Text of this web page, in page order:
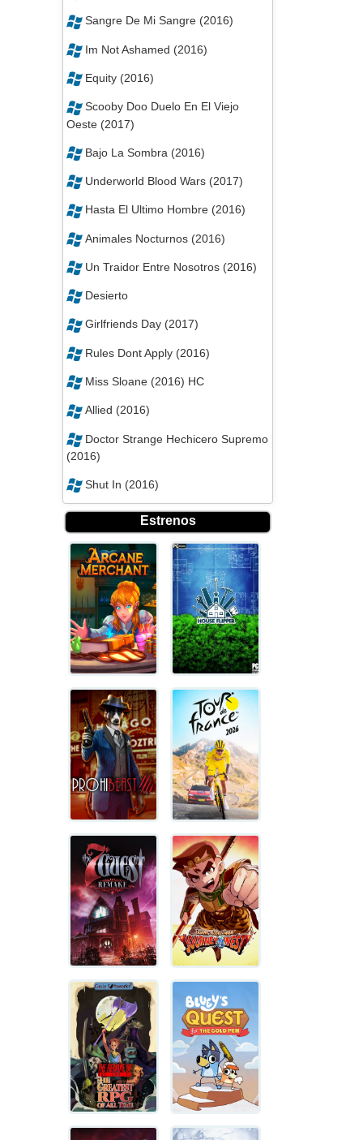
Sangre De Mi Sangre (2016)
Im Not Ashamed (2016)
Equity (2016)
Scooby Doo Duelo En El Viejo
Oeste (2017)
Bajo La Sombra (2016)
Underworld Blood Wars (2017)
Hasta El Ultimo Hombre (2016)
Animales Nocturnos (2016)
Un Traidor Entre Nosotros (2016)
Desierto
Girlfriends Day (2017)
Rules Dont Apply (2016)
Miss Sloane (2016) HC
Allied (2016)
Doctor Strange Hechicero Supremo
(2016)
Shut In (2016)
Estrenos